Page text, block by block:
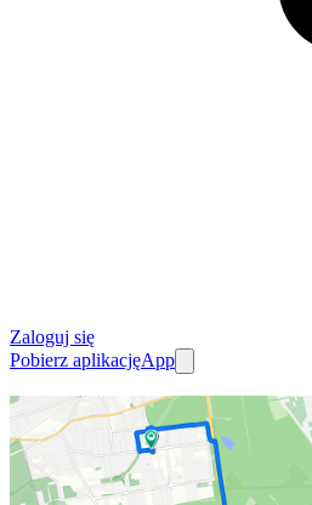
Zaloguj się
Pobierz aplikacjęApp